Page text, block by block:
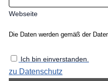
Webseite
Die Daten werden gemäß der
Ich bin einverstanden.
zu Datenschutz